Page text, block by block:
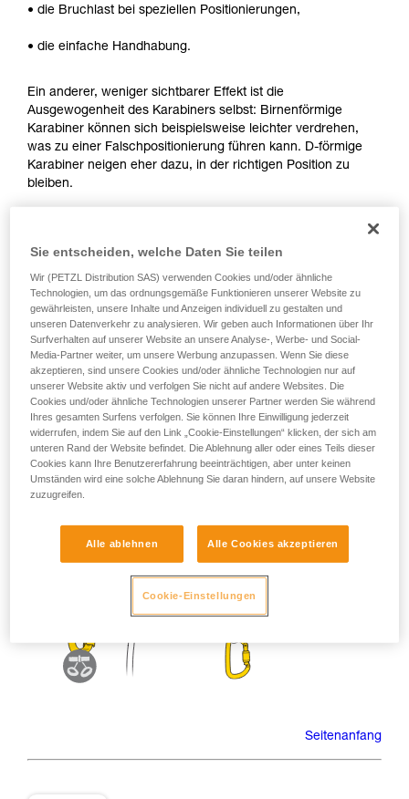
• die Bruchlast bei speziellen Positionierungen,
• die einfache Handhabung.
Ein anderer, weniger sichtbarer Effekt ist die
Ausgewogenheit des Karabiners selbst: Birnenförmige
Karabiner können sich beispielsweise leichter verdrehen,
was zu einer Falschpositionierung führen kann. D-förmige
Karabiner neigen eher dazu, in der richtigen Position zu
bleiben.
D
Positionierung der Last in der Achse mit der
höchsten Bruchlast, möglichst nahe an der
geschlossenen Seite des Körpers. Geeignet
für einfache Lasten (Verbindung von
Geräten, Verbindung mit dem Ankerpunkt).
Seitenanfang
Sie entscheiden, welche Daten Sie teilen
Wir (PETZL Distribution SAS) verwenden Cookies und/oder ähnliche
Technologien, um das ordnungsgemäße Funktionieren unserer Website zu
gewährleisten, unsere Inhalte und Anzeigen individuell zu gestalten und
unseren Datenverkehr zu analysieren. Wir geben auch Informationen über Ihr
Surfverhalten auf unserer Website an unsere Analyse-, Werbe- und Social-
Media-Partner weiter, um unsere Werbung anzupassen. Wenn Sie diese
akzeptieren, sind unsere Cookies und/oder ähnliche Technologien nur auf
unserer Website aktiv und verfolgen Sie nicht auf andere Websites. Die
Cookies und/oder ähnliche Technologien unserer Partner werden Sie während
Ihres gesamten Surfens verfolgen. Sie können Ihre Einwilligung jederzeit
widerrufen, indem Sie auf den Link „Cookie-Einstellungen“ klicken, der sich am
unteren Rand der Website befindet. Die Ablehnung aller oder eines Teils dieser
Cookies kann Ihre Benutzererfahrung beeinträchtigen, aber unter keinen
Umständen wird eine solche Ablehnung Sie daran hindern, auf unsere Website
zuzugreifen.
Alle ablehnen Alle Cookies akzeptieren
Cookie-Einstellungen